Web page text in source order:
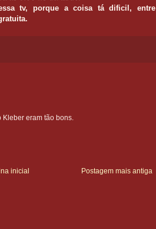
tv, porque a coisa tá dificil, entre
Kleber eram tão bons.
Postagem mais antiga
inicial